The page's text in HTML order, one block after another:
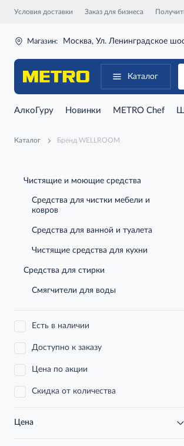
Условия доставки Заказ для бизнеса
Магазин: Москва, Ул. Ленинградское
Каталог
АлкоГуру Новинки METRO Chef
Каталог Бренд WELLROOM
Чистящие и моющие средства
Средства для чистки мебели и
ковров
Средства для ванной и туалета
Чистящие средства для кухни
Средства для стирки
Смягчители для воды
Есть в наличии
Доступно к заказу
Цена по акции
Скидка от количества
Цена